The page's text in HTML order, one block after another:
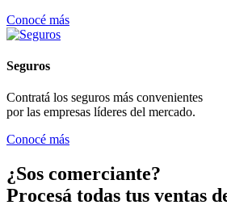
Conocé más
Seguros
Contratá los seguros más convenientes
por las empresas líderes del mercado.
Conocé más
¿Sos comerciante?
Procesá todas tus ventas